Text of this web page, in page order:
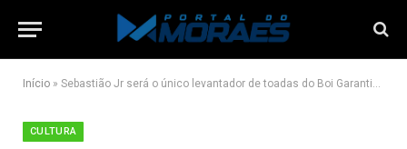
Início » Sebastião Jr será o único levantador de toadas do Boi Garantido em 2023, diz presidente
CULTURA